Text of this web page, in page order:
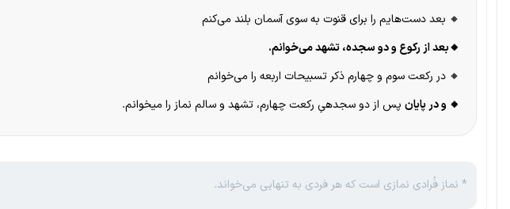
🔸 بعد دست‌هایم را برای قنوت به سوی آسمان بلند می‌کنم
🔸بعد از رکوع و دو سجده، تشهد می‌خوانم.
🔸 در رکعت سوم و چهارم ذکر تسبیحات اربعه را می‌خوانم
🔸 و در پایان پس از دو سجدهیِ رکعت چهارم، تشهد و سالم نماز را میخوانم.
* نماز فُرادی نمازی است که هر فردی به تنهایی می‌خواند.